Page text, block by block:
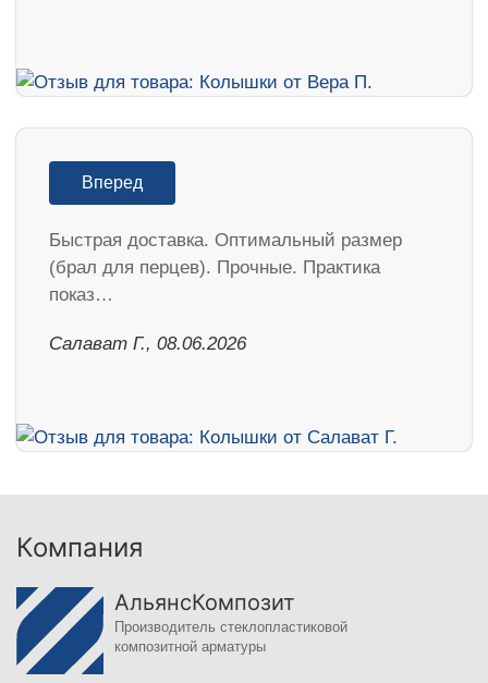
Вперед
Быстрая доставка. Оптимальный размер
(брал для перцев). Прочные. Практика
показ…
Салават Г., 08.06.2026
Компания
АльянсКомпозит
Производитель стеклопластиковой
композитной арматуры